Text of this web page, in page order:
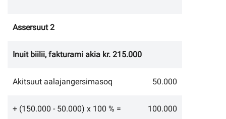
Assersuut 2
Inuit biilii, fakturami akia kr. 215.000
Akitsuut aalajangersimasoq 50.000
+ (150.000 - 50.000) x 100 % = 100.000